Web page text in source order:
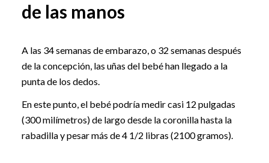
de las manos
A las 34 semanas de embarazo, o 32 semanas después
de la concepción, las uñas del bebé han llegado a la
punta de los dedos.
En este punto, el bebé podría medir casi 12 pulgadas
(300 milímetros) de largo desde la coronilla hasta la
rabadilla y pesar más de 4 1/2 libras (2100 gramos).